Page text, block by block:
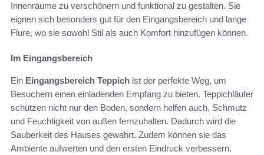
Innenräume zu verschönern und funktional zu gestalten. Sie
eignen sich besonders gut für den Eingangsbereich und lange
Flure, wo sie sowohl Stil als auch Komfort hinzufügen können.
Im Eingangsbereich
Ein Eingangsbereich Teppich ist der perfekte Weg, um
Besuchern einen einladenden Empfang zu bieten. Teppichläufer
schützen nicht nur den Boden, sondern helfen auch, Schmutz
und Feuchtigkeit von außen fernzuhalten. Dadurch wird die
Sauberkeit des Hauses gewahrt. Zudem können sie das
Ambiente aufwerten und den ersten Eindruck verbessern.